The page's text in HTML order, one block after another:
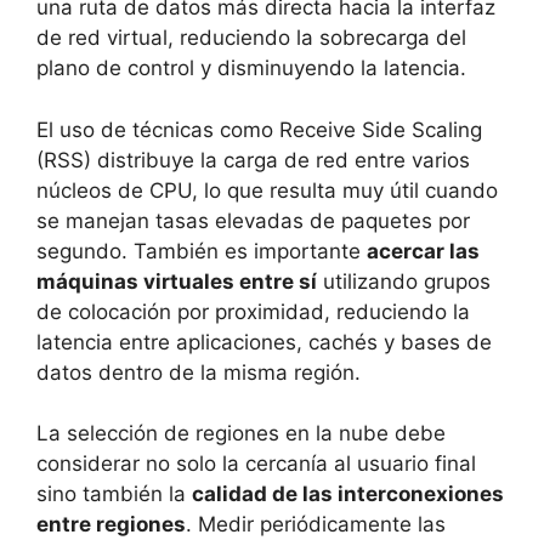
una ruta de datos más directa hacia la interfaz
de red virtual, reduciendo la sobrecarga del
plano de control y disminuyendo la latencia.
El uso de técnicas como Receive Side Scaling
(RSS) distribuye la carga de red entre varios
núcleos de CPU, lo que resulta muy útil cuando
se manejan tasas elevadas de paquetes por
segundo. También es importante acercar las
máquinas virtuales entre sí utilizando grupos
de colocación por proximidad, reduciendo la
latencia entre aplicaciones, cachés y bases de
datos dentro de la misma región.
La selección de regiones en la nube debe
considerar no solo la cercanía al usuario final
sino también la calidad de las interconexiones
entre regiones. Medir periódicamente las